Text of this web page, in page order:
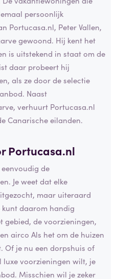
persoonlijk
Portucasa.nl, Peter Vallen,
gewoond. Hij kent het
is uitstekend in staat om de
daar probeert hij
als ze door de selectie
Naast
verhuurt Portucasa.nl
Canarische eilanden.
Portucasa.nl
de
Je weet dat elke
maar uiteraard
kunt daarom handig
gebied, de voorzieningen,
airco Als het om de huizen
Of je nu een dorpshuis of
luxe voorzieningen wilt, je
Misschien wil je zeker